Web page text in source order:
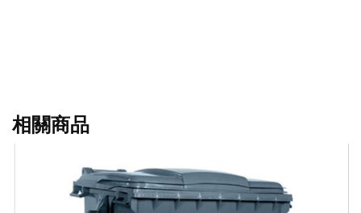
相關商品